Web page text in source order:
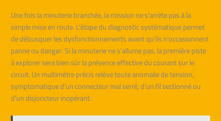
Une fois la minuterie branchée, la mission ne s’arrête pas à la
simple mise en route. L’étape du diagnostic systématique permet
de débusquer les dysfonctionnements avant qu’ils n’occasionnent
panne ou danger. Si la minuterie ne s’allume pas, la première piste
à explorer sera bien sûr la présence effective du courant sur le
circuit. Un multimètre précis relève toute anomalie de tension,
symptomatique d’un connecteur mal serré, d’un fil sectionné ou
d’un disjoncteur inopérant.